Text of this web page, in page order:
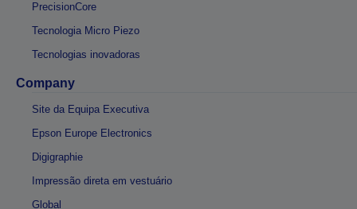
PrecisionCore
Tecnologia Micro Piezo
Tecnologias inovadoras
Company
Site da Equipa Executiva
Epson Europe Electronics
Digigraphie
Impressão direta em vestuário
Global